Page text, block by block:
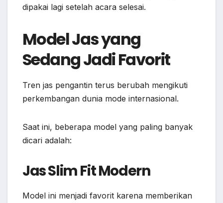
dipakai lagi setelah acara selesai.
Model Jas yang
Sedang Jadi Favorit
Tren jas pengantin terus berubah mengikuti
perkembangan dunia mode internasional.
Saat ini, beberapa model yang paling banyak
dicari adalah:
Jas Slim Fit Modern
Model ini menjadi favorit karena memberikan